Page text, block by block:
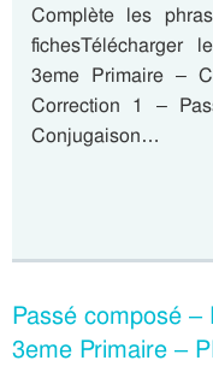
Complète les
fichesTélécharger
3eme Primaire –
Correction 1 –
Conjugaison…
Passé composé –
3eme Primaire –